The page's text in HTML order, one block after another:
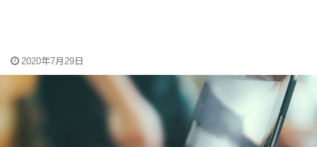
2020年7月29日